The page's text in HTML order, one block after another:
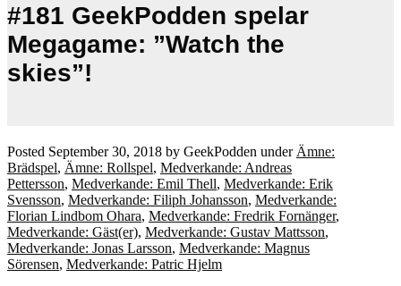
#181 GeekPodden spelar
Megagame: ”Watch the
skies”!
Posted September 30, 2018 by GeekPodden under Ämne:
Brädspel, Ämne: Rollspel, Medverkande: Andreas
Pettersson, Medverkande: Emil Thell, Medverkande: Erik
Svensson, Medverkande: Filiph Johansson, Medverkande:
Florian Lindbom Ohara, Medverkande: Fredrik Fornänger,
Medverkande: Gäst(er), Medverkande: Gustav Mattsson,
Medverkande: Jonas Larsson, Medverkande: Magnus
Sörensen, Medverkande: Patric Hjelm